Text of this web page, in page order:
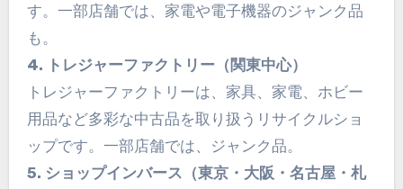
す。一部店舗では、家電や電子機器のジャンク品
も。
4. トレジャーファクトリー（関東中心）
トレジャーファクトリーは、家具、家電、ホビー
用品など多彩な中古品を取り扱うリサイクルショ
ップです。一部店舗では、ジャンク品。
5. ショップインバース（東京・大阪・名古屋・札